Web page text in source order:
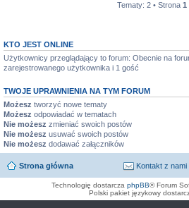
Tematy: 2 • Strona 1
KTO JEST ONLINE
Użytkownicy przeglądający to forum: Obecnie na
zarejestrowanego użytkownika i 1 gość
TWOJE UPRAWNIENIA NA TYM FORUM
Możesz tworzyć nowe tematy
Możesz odpowiadać w tematach
Nie możesz zmieniać swoich postów
Nie możesz usuwać swoich postów
Nie możesz dodawać załączników
Strona główna Kontakt z nami
Technologię dostarcza phpBB® Forum
Polski pakiet językowy